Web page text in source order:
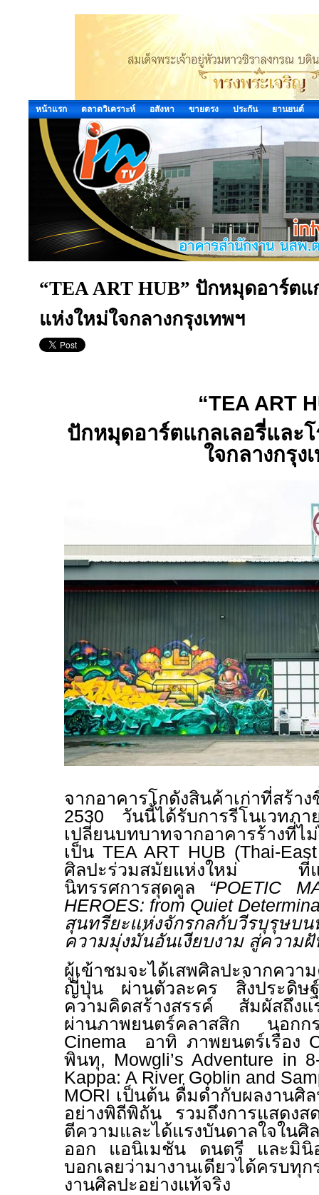
หน้าแรก ตลาดวิเคราะห์ อสังหา ขายตรง ประกัน ยานยนต์
“TEA ART HUB” ปักหมุดอาร์ตแ
แห่งใหม่ใจกลางกรุงเทพฯ
“TEA ART
ปักหมุดอาร์ตแกลเลอรี่และ
ใจกลางกรุง
จากอาคารโกดังสินค้าเก่าที่ส
2530 วันนี้ได้รับการรีโนเวทภ
เปลี่ยนบทบาทจากอาคารร้างที่
เป็น TEA ART HUB (Thai-
ศิลปะร่วมสมัยแห่งใหม่ ที่แจ้
นิทรรศการสุดคูล “POETIC
HEROES: from Quiet
สุนทรียะแห่งจักรกลกับวีรบุรุษ
ความมุ่งมั่นอันเงียบงาม สู่ความ
ผู้เข้าชมจะได้เสพศิลปะจากควา
ญี่ปุ่น ผ่านตัวละคร สิ่งประดิ
ความคิดสร้างสรรค์ สัมผัสถึงแ
ผ่านภาพยนตร์คลาสสิก น
Cinema อาทิ ภาพยนตร์เรื่อง
พินทุ, Mowgli’s Adventure in
Kappa: A River Goblin and
MORI เป็นต้น ดื่มด่ำกับผลงานศิ
อย่างพิถีพิถัน รวมถึงการแสดง
ตีความและได้แรงบันดาลใจในศิ
ออก แอนิเมชัน ดนตรี และมินิ
บอกเลยว่ามางานเดียวได้ครบทุ
งานศิลปะอย่างแท้จริง